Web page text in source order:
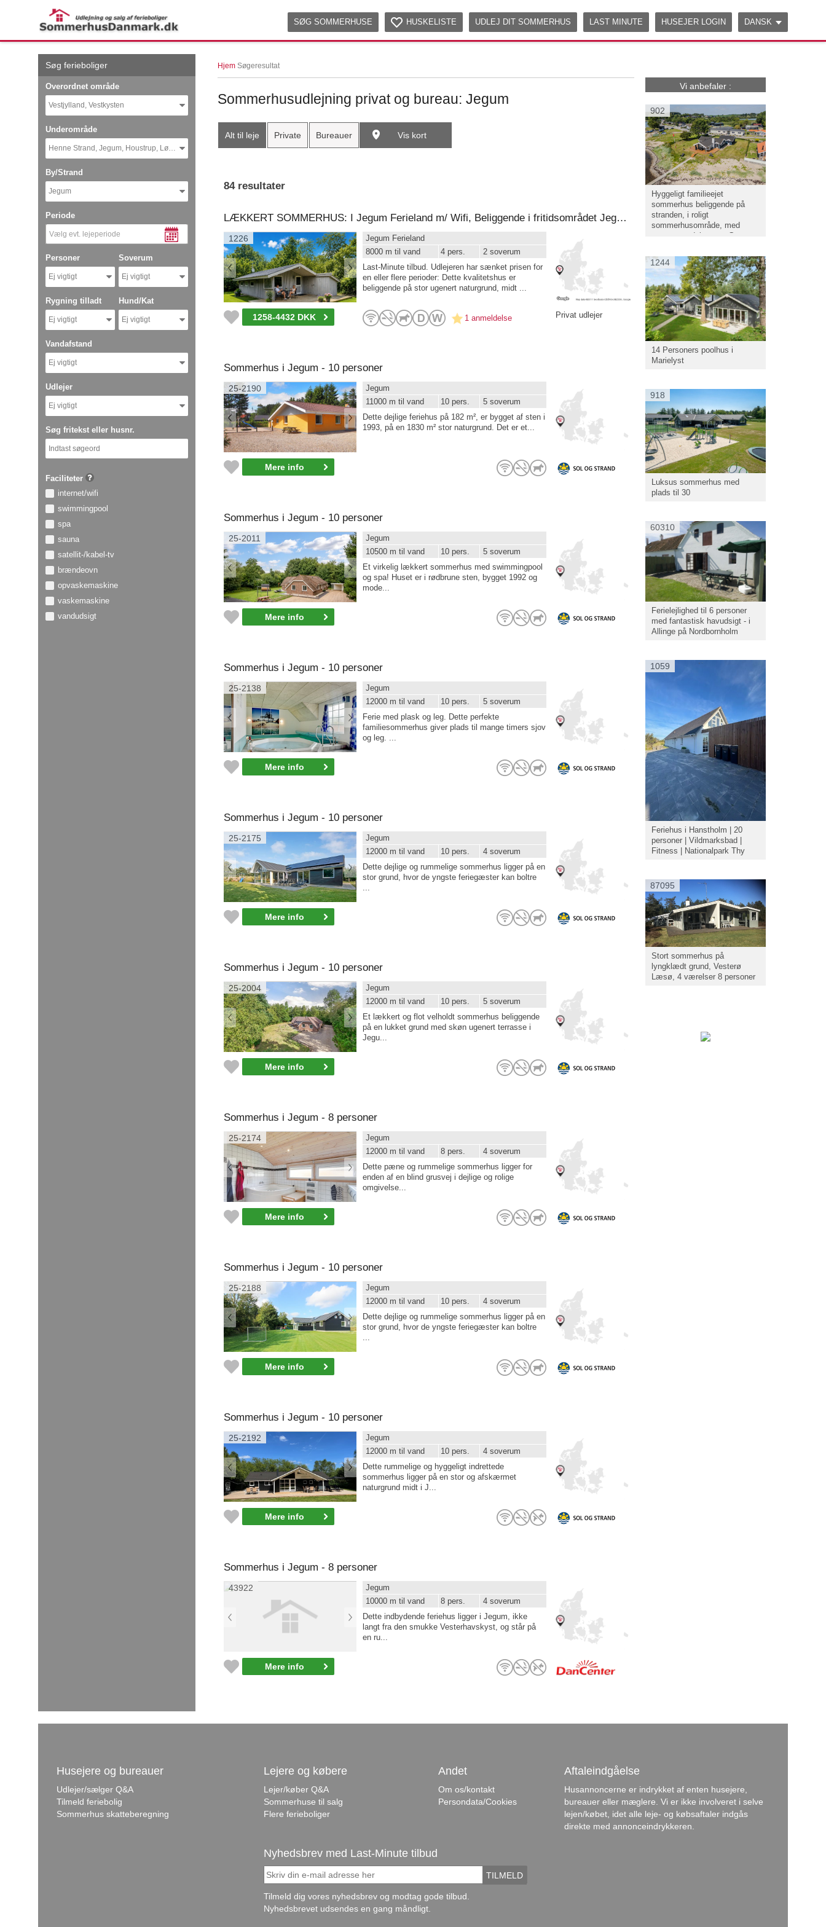
← More examples Edit on CodeSandbox
SØG SOMMERHUSE HUSKELISTE UDLEJ DIT SOMMERHUS LAST MINUTE HUSEJER LOGIN DANSK
Søg ferieboliger
Overordnet område
Vestjylland, Vestkysten
Underområde
Henne Strand, Jegum, Houstrup, Lønne
By/Strand
Jegum
Periode
Personer
Ej vigtigt
Soverum
Ej vigtigt
Rygning tilladt
Ej vigtigt
Hund/Kat
Ej vigtigt
Vandafstand
Ej vigtigt
Udlejer
Ej vigtigt
Søg fritekst eller husnr.
Faciliteter
internet/wifi
swimmingpool
spa
sauna
satellit-/kabel-tv
brændeovn
opvaskemaskine
vaskemaskine
vandudsigt
Hjem Søgeresultat
Sommerhusudlejning privat og bureau: Jegum
Alt til leje Private Bureauer Vis kort
84 resultater
LÆKKERT SOMMERHUS: I Jegum Ferieland m/ Wifi, Beliggende i fritidsområdet Jegum Ferieland / Blåvandshuk.
1226
1258-4432 DKK
Jegum Ferieland
8000 m til vand
4 pers.
2 soverum
Last-Minute tilbud. Udlejeren har sænket prisen for
en eller flere perioder: Dette kvalitetshus er
beliggende på stor ugenert naturgrund, midt ...
1 anmeldelse Privat udlejer
Sommerhus i Jegum - 10 personer
25-2190
Mere info
Jegum
11000 m til vand
10 pers.
5 soverum
Dette dejlige feriehus på 182 m², er bygget af sten i
1993, på en 1830 m² stor naturgrund. Det er et...
Sommerhus i Jegum - 10 personer
25-2011
Mere info
Jegum
10500 m til vand
10 pers.
5 soverum
Et virkelig lækkert sommerhus med swimmingpool
og spa! Huset er i rødbrune sten, bygget 1992 og
mode...
Sommerhus i Jegum - 10 personer
25-2138
Mere info
Jegum
12000 m til vand
10 pers.
5 soverum
Ferie med plask og leg. Dette perfekte
familiesommerhus giver plads til mange timers sjov
og leg. ...
Sommerhus i Jegum - 10 personer
25-2175
Mere info
Jegum
12000 m til vand
10 pers.
4 soverum
Dette dejlige og rummelige sommerhus ligger på en
stor grund, hvor de yngste feriegæster kan boltre
...
Sommerhus i Jegum - 10 personer
25-2004
Mere info
Jegum
12000 m til vand
10 pers.
5 soverum
Et lækkert og flot velholdt sommerhus beliggende
på en lukket grund med skøn ugenert terrasse i
Jegu...
Sommerhus i Jegum - 8 personer
25-2174
Mere info
Jegum
12000 m til vand
8 pers.
4 soverum
Dette pæne og rummelige sommerhus ligger for
enden af en blind grusvej i dejlige og rolige
omgivelse...
Sommerhus i Jegum - 10 personer
25-2188
Mere info
Jegum
12000 m til vand
10 pers.
4 soverum
Dette dejlige og rummelige sommerhus ligger på en
stor grund, hvor de yngste feriegæster kan boltre
...
Sommerhus i Jegum - 10 personer
25-2192
Mere info
Jegum
12000 m til vand
10 pers.
4 soverum
Dette rummelige og hyggeligt indrettede
sommerhus ligger på en stor og afskærmet
naturgrund midt i J...
Sommerhus i Jegum - 8 personer
43922
Mere info
Jegum
10000 m til vand
8 pers.
4 soverum
Dette indbydende feriehus ligger i Jegum, ikke
langt fra den smukke Vesterhavskyst, og står på
en ru...
Vi anbefaler :
902
Hyggeligt familieejet
sommerhus beliggende på
stranden, i roligt
sommerhusområde, med
panoramaudsigt over Genner
1244
14 Personers poolhus i
Marielyst
918
Luksus sommerhus med
plads til 30
60310
Ferielejlighed til 6 personer
med fantastisk havudsigt - i
Allinge på Nordbornholm
1059
Feriehus i Hanstholm | 20
personer | Vildmarksbad |
Fitness | Nationalpark Thy
87095
Stort sommerhus på
lyngklædt grund, Vesterø
Læsø, 4 værelser 8 personer
Husejere og bureauer
Udlejer/sælger Q&A
Tilmeld feriebolig
Sommerhus skatteberegning
Lejere og købere
Lejer/køber Q&A
Sommerhuse til salg
Flere ferieboliger
Andet
Om os/kontakt
Persondata/Cookies
Aftaleindgåelse
Husannoncerne er indrykket af enten husejere,
bureauer eller mæglere. Vi er ikke involveret i selve
lejen/købet, idet alle leje- og købsaftaler indgås
direkte med annonceindrykkeren.
Nyhedsbrev med Last-Minute tilbud
TILMELD
Tilmeld dig vores nyhedsbrev og modtag gode tilbud.
Nyhedsbrevet udsendes en gang måndligt.